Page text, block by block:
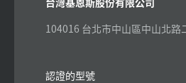
104016 台北市中山區中山北路
認證的型號